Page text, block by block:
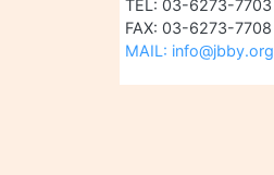
TEL: 03-6273-7703
FAX: 03-6273-7708
MAIL: info@jbby.org